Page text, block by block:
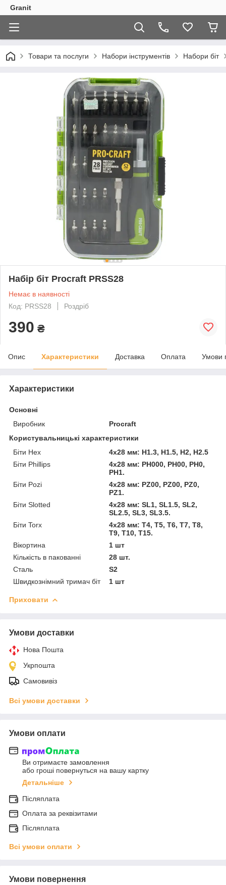
Granit
Товари та послуги Набори інструментів Набори біт
Набір біт Procraft PRSS28
Немає в наявності
Код: PRSS28
Роздріб
390 ₴
Опис Характеристики Доставка Оплата Умови
Характеристики
Основні
Виробник
Procraft
Користувальницькі характеристики
Біти Hex
4x28 мм: H1.3, H1.5, H2, H2.5
Біти Phillips
4x28 мм: PH000, PH00, PH0,
PH1.
Біти Pozi
4x28 мм: PZ00, PZ00, PZ0,
PZ1.
Біти Slotted
4x28 мм: SL1, SL1.5, SL2,
SL2.5, SL3, SL3.5.
Біти Torx
4х28 мм: T4, T5, T6, T7, T8,
T9, T10, T15.
Вікортина
1 шт
Кількість в пакованні
28 шт.
Сталь
S2
Швидкознімний тримач біт
1 шт
Приховати
Умови доставки
Нова Пошта
Укрпошта
Самовивіз
Всі умови доставки
Умови оплати
Ви отримаєте замовлення
або гроші повернуться на вашу картку
Детальніше
Післяплата
Оплата за реквізитами
Післяплата
Всі умови оплати
Умови повернення